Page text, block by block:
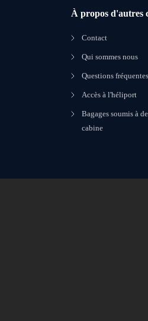
À propos d'autres
Contact
Qui sommes nous
Questions fréquentes
Accès à l'héliport
Bagages soumis à
cabine